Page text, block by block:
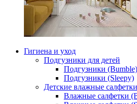
Гигиена и уход
Подгузники для детей
Подгузники (Bumble)
Подгузники (Sleepy)
Детские влажные салфетки
Влажные салфетки